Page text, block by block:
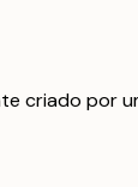
criado por